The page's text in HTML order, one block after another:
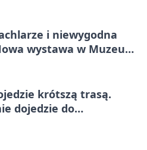
i niewygodna
wystawa w Muzeum
krótszą trasą.
dojedzie do